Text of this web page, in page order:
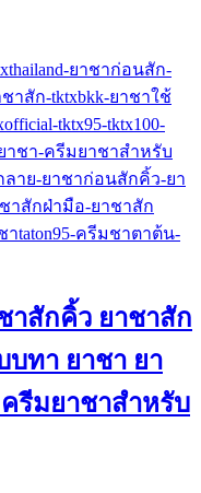
าสักคิ้ว ยาชาสัก
บทา ยาชา ยา
รีมยาชาสำหรับ